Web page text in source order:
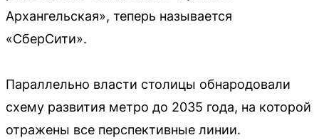
Архангельская», теперь называется
«СберСити».
Параллельно власти столицы обнародовали
схему развития метро до 2035 года, на которой
отражены все перспективные линии.